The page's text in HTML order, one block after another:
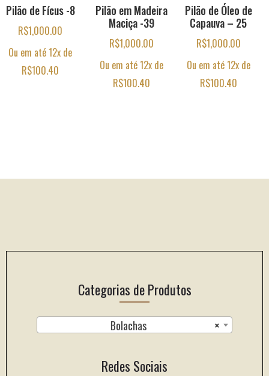
Pilão de Fícus -8
R$1,000.00
Ou em até 12x de
R$100.40
Pilão de Óleo de
Capauva – 25
R$1,000.00
Ou em até 12x de
R$100.40
Pilão em Madeira
Maciça -39
R$1,000.00
Ou em até 12x de
R$100.40
Categorias de Produtos
×
Bolachas
Redes Sociais